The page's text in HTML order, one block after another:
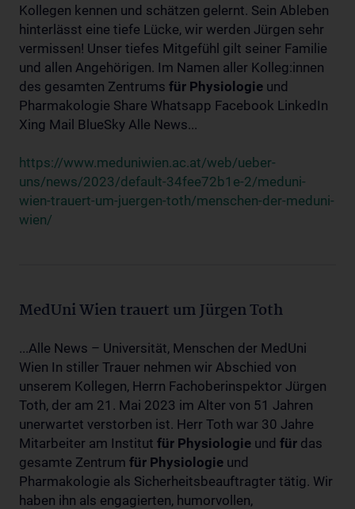
Kollegen kennen und schätzen gelernt. Sein Ableben
hinterlässt eine tiefe Lücke, wir werden Jürgen sehr
vermissen! Unser tiefes Mitgefühl gilt seiner Familie
und allen Angehörigen. Im Namen aller Kolleg:innen
des gesamten Zentrums für Physiologie und
Pharmakologie Share Whatsapp Facebook LinkedIn
Xing Mail BlueSky Alle News...
https://www.meduniwien.ac.at/web/ueber-
uns/news/2023/default-34fee72b1e-2/meduni-
wien-trauert-um-juergen-toth/menschen-der-meduni-
wien/
MedUni Wien trauert um Jürgen Toth
...Alle News – Universität, Menschen der MedUni
Wien In stiller Trauer nehmen wir Abschied von
unserem Kollegen, Herrn Fachoberinspektor Jürgen
Toth, der am 21. Mai 2023 im Alter von 51 Jahren
unerwartet verstorben ist. Herr Toth war 30 Jahre
Mitarbeiter am Institut für Physiologie und für das
gesamte Zentrum für Physiologie und
Pharmakologie als Sicherheitsbeauftragter tätig. Wir
haben ihn als engagierten, humorvollen,